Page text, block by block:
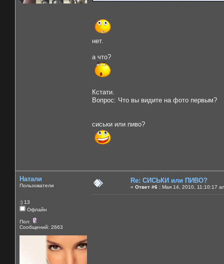
нет.
а что?
Кстати.
Вопрос: Что вы видите на фото первым?
сиськи или пиво?
Натали
Пользователи
:) 13
Офлайн
Пол:
Сообщений: 2663
Re: СИСЬКИ или ПИВО?
« Ответ #6 : Мая 14, 2010, 11:10:17